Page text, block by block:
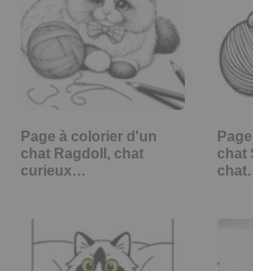
Page à colorier d'un
chat Ragdoll, chat
curieux…
chat